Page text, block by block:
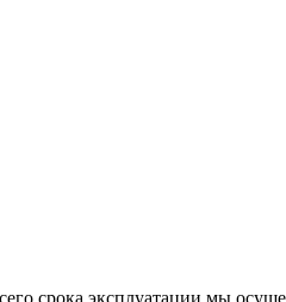
срока эксплуатации мы